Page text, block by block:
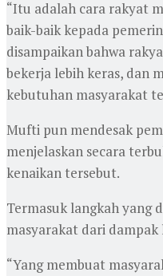
“Itu adalah cara rakyat
baik-baik kepada
disampaikan bahwa
bekerja lebih keras, dan
kebutuhan masyarakat
Mufti pun mendesak
menjelaskan secara
kenaikan tersebut.
Termasuk langkah yang
masyarakat dari
“Yang membuat